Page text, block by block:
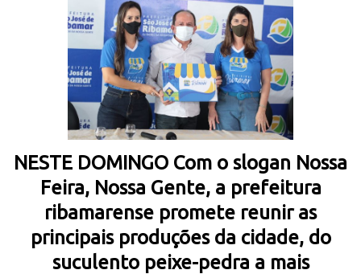
NESTE DOMINGO Com o slogan Nossa
Feira, Nossa Gente, a prefeitura
ribamarense promete reunir as
principais produções da cidade, do
suculento peixe-pedra a mais